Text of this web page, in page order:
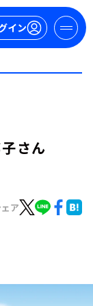
イン
さん
ア